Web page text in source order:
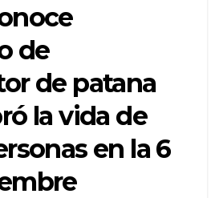
de
de patana
la vida de
en la 6